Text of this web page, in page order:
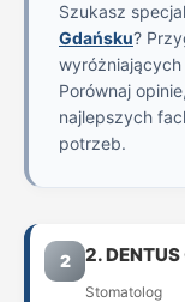
Szukasz
Gdańsku?
Porównaj
najlepszych
potrzeb.
2 2.
Stomatolog